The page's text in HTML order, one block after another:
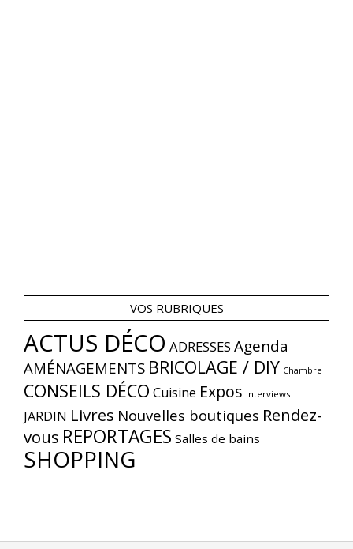
VOS RUBRIQUES
ACTUS DÉCO ADRESSES Agenda
AMÉNAGEMENTS BRICOLAGE / DIY Chambre
CONSEILS DÉCO Cuisine Expos Interviews
JARDIN Livres Nouvelles boutiques Rendez-
vous REPORTAGES Salles de bains
SHOPPING